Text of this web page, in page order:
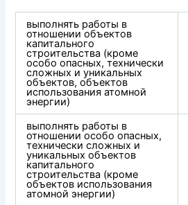
выполнять работы в
отношении объектов
капитального
строительства (кроме
особо опасных, технически
сложных и уникальных
объектов, объектов
использования атомной
энергии)
выполнять работы в
отношении особо опасных,
технически сложных и
уникальных объектов
капитального
строительства (кроме
объектов использования
атомной энергии)